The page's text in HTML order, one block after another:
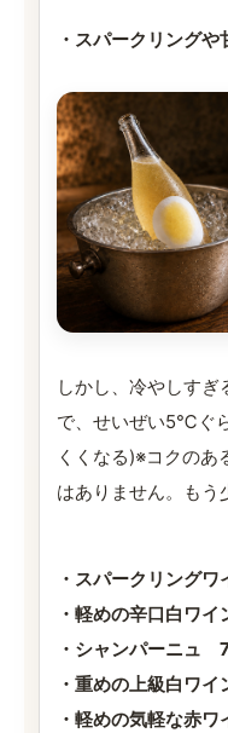
・スパークリングや
しかし、冷やしす
で、せいぜい5℃ぐ
くくなる)※コクの
はありません。もう
・スパークリング
・軽めの辛口白ワ
・シャンパーニ
・重めの上級白ワ
・軽めの気軽な赤